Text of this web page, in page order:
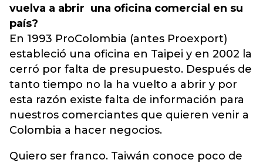
vuelva a abrir una oficina comercial en su
país?
En 1993 ProColombia (antes Proexport)
estableció una oficina en Taipei y en 2002 la
cerró por falta de presupuesto. Después de
tanto tiempo no la ha vuelto a abrir y por
esta razón existe falta de información para
nuestros comerciantes que quieren venir a
Colombia a hacer negocios.
Quiero ser franco. Taiwán conoce poco de